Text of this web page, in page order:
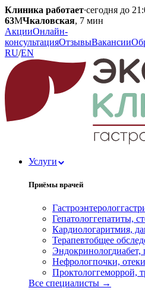
Клиника работает·сегодня до
63МЧкаловская, 7 мин
АкцииОнлайн-
консультацияОтзывыВакансии
RU/EN
Услуги
Приёмы врачей
Гастроэнтеролог
Гепатологгепатиты,
Кардиологаритмия,
Терапевтобщее
Эндокринолог
Нефрологпочки,
Проктологгеморрой,
Все специалисты →